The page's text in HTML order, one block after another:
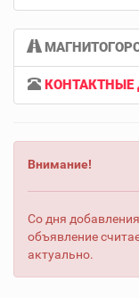
Внимание!
Со дня
объявление
актуально.